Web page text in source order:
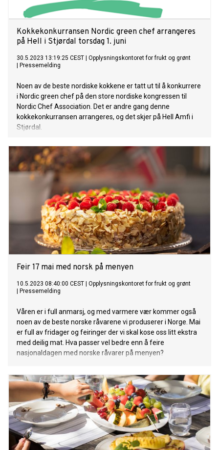
Kokkekonkurransen Nordic green chef arrangeres
på Hell i Stjørdal torsdag 1. juni
30.5.2023 13:19:25 CEST
Opplysningskontoret for frukt og grønt
Pressemelding
Noen av de beste nordiske kokkene er tatt ut til å konkurrere
i Nordic green chef på den store nordiske kongressen til
Nordic Chef Association. Det er andre gang denne
kokkekonkurransen arrangeres, og det skjer på Hell Amfi i
Stjørdal.
Feir 17 mai med norsk på menyen
10.5.2023 08:40:00 CEST
Opplysningskontoret for frukt og grønt
Pressemelding
Våren er i full anmarsj, og med varmere vær kommer også
noen av de beste norske råvarene vi produserer i Norge. Mai
er full av fridager og feiringer der vi skal kose oss litt ekstra
med deilig mat. Hva passer vel bedre enn å feire
nasjonaldagen med norske råvarer på menyen?